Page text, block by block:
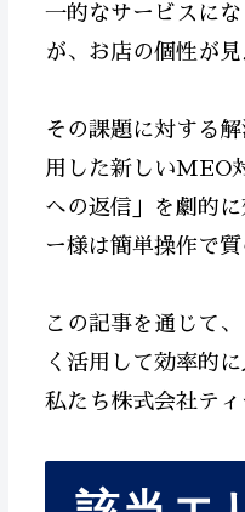
一的なサービスに
が、お店の個性が
その課題に対する
用した新しいMEO
への返信」を劇的
ー様は簡単操作で
この記事を通じて
く活用して効率的に
私たち株式会社テ